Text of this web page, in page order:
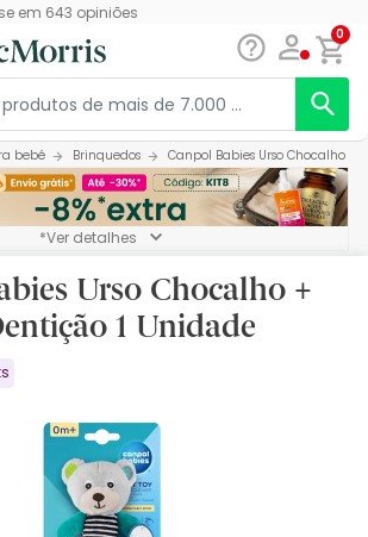
em 643 opiniões
0
bebé Brinquedos Canpol Babies Urso Chocalho +
*Ver detalhes
Urso Chocalho +
1 Unidade